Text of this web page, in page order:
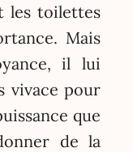
les toilettes
Mais
il lui
vivace pour
que
de la